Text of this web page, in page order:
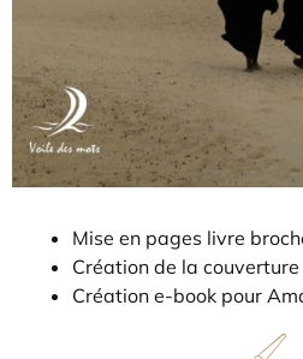
Mise en pages livre
Création de la couverture
Création e-book pour